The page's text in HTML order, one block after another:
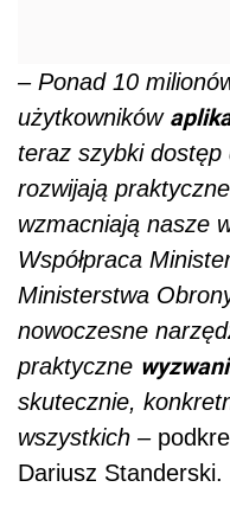
– Ponad 10
użytkowników
teraz szybki
rozwijają
wzmacniają nasze
Współpraca
Ministerstwa
nowoczesne
praktyczne
skutecznie,
wszystkich –
Dariusz Standerski.